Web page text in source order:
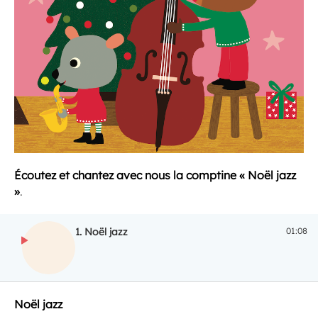
Écoutez et chantez avec nous la comptine « Noël jazz
».
1. Noël jazz 01:08
ECOUTER
Noël jazz